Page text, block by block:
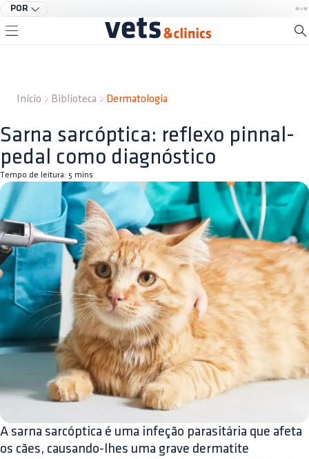
POR
Início Biblioteca Dermatologia
Sarna sarcóptica: reflexo pinnal-
pedal como diagnóstico
Tempo de leitura: 5 mins
A sarna sarcóptica é uma infeção parasitária que afeta
os cães, causando-lhes uma grave dermatite